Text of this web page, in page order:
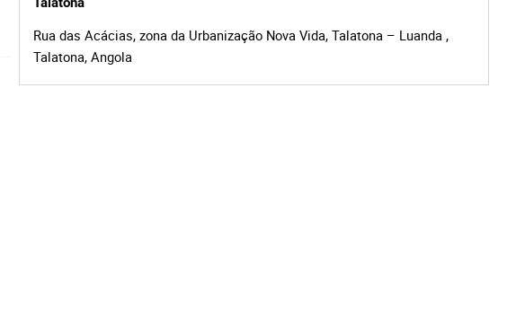
Rua das Acácias, zona da Urbanização Nova Vida, Talatona – Luanda ,
Talatona, Angola